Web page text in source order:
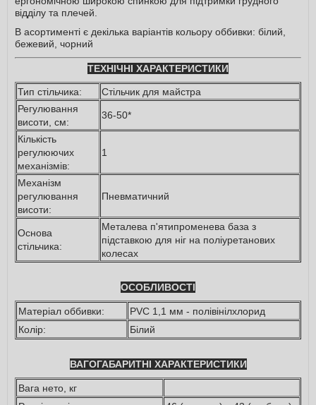
відділу та плечей.
В асортименті є декілька варіантів кольору оббивки: білий,
бежевий, чорний
ТЕХНІЧНІ ХАРАКТЕРИСТИКИ
Тип стільчика:
Стільчик для майстра
Регулювання
висоти, см:
36-50*
Кількість
регулюючих
механізмів:
1
Механізм
регулювання
висоти:
Пневматичний
Основа
стільчика:
Металева п'ятипроменева база з
підставкою для ніг на поліуретанових
колесах
ОСОБЛИВОСТІ
Матеріал оббивки:
PVC 1,1 мм - полівінілхлорид
Колір:
Білий
ВАГОГАБАРИТНІ ХАРАКТЕРИСТИКИ
Вага нето, кг